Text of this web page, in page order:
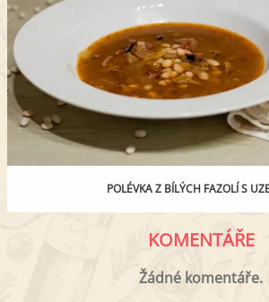
POLÉVKA Z BÍLÝCH FAZOLÍ S
KOMENTÁŘE
Žádné komentáře.